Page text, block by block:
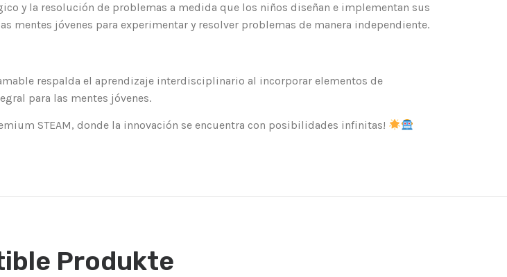
y la resolución de problemas a medida que los niños diseñan e implementan sus
mentes jóvenes para experimentar y resolver problemas de manera independiente.
respalda el aprendizaje interdisciplinario al incorporar elementos de
para las mentes jóvenes.
STEAM, donde la innovación se encuentra con posibilidades infinitas!
Produkte